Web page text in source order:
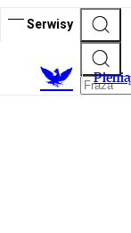
Serwisy
P